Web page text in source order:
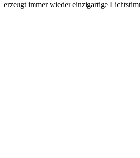
erzeugt immer wieder einzigartige